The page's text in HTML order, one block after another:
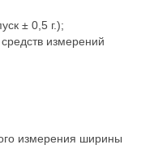
± 0,5 г.);
измерений
измерения ширины